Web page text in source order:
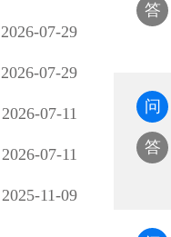
2026-07-29
2026-07-29
2026-07-11
2026-07-11
2025-11-09
答
问
答